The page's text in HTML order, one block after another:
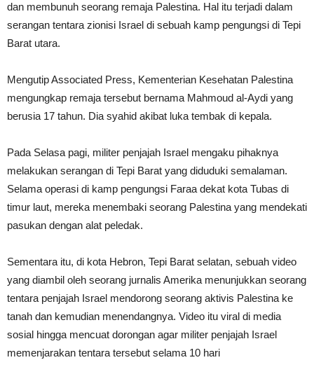
dan membunuh seorang remaja Palestina. Hal itu terjadi dalam
serangan tentara zionisi Israel di sebuah kamp pengungsi di Tepi
Barat utara.
Mengutip Associated Press, Kementerian Kesehatan Palestina
mengungkap remaja tersebut bernama Mahmoud al-Aydi yang
berusia 17 tahun. Dia syahid akibat luka tembak di kepala.
Pada Selasa pagi, militer penjajah Israel mengaku pihaknya
melakukan serangan di Tepi Barat yang diduduki semalaman.
Selama operasi di kamp pengungsi Faraa dekat kota Tubas di
timur laut, mereka menembaki seorang Palestina yang mendekati
pasukan dengan alat peledak.
Sementara itu, di kota Hebron, Tepi Barat selatan, sebuah video
yang diambil oleh seorang jurnalis Amerika menunjukkan seorang
tentara penjajah Israel mendorong seorang aktivis Palestina ke
tanah dan kemudian menendangnya. Video itu viral di media
sosial hingga mencuat dorongan agar militer penjajah Israel
memenjarakan tentara tersebut selama 10 hari